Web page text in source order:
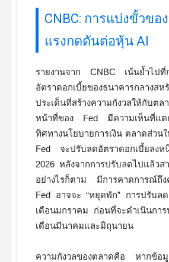
CNBC: การแบ่งขั้วขอ
แรงกดดันต่อหุ้น AI
รายงานจาก CNBC เน้นย้ำไปที่
อัตราดอกเบี้ยของธนาคารกลางสห
ประเด็นที่สร้างความกังวลให้กับตล
หน้าที่ของ Fed มีความเห็นที่แต
ทิศทางนโยบายการเงิน ตลาดส่วน
Fed จะปรับลดอัตราดอกเบี้ยลงห
2026 หลังจากการปรับลดไปแล้วส
อย่างไรก็ตาม มีการคาดการณ์ถึง
Fed อาจจะ “หยุดพัก” การปรับล
เดือนมกราคม ก่อนที่จะดำเนินกา
เดือนมีนาคมและมิถุนายน
ความกังวลของตลาดคือ หากข้อมู